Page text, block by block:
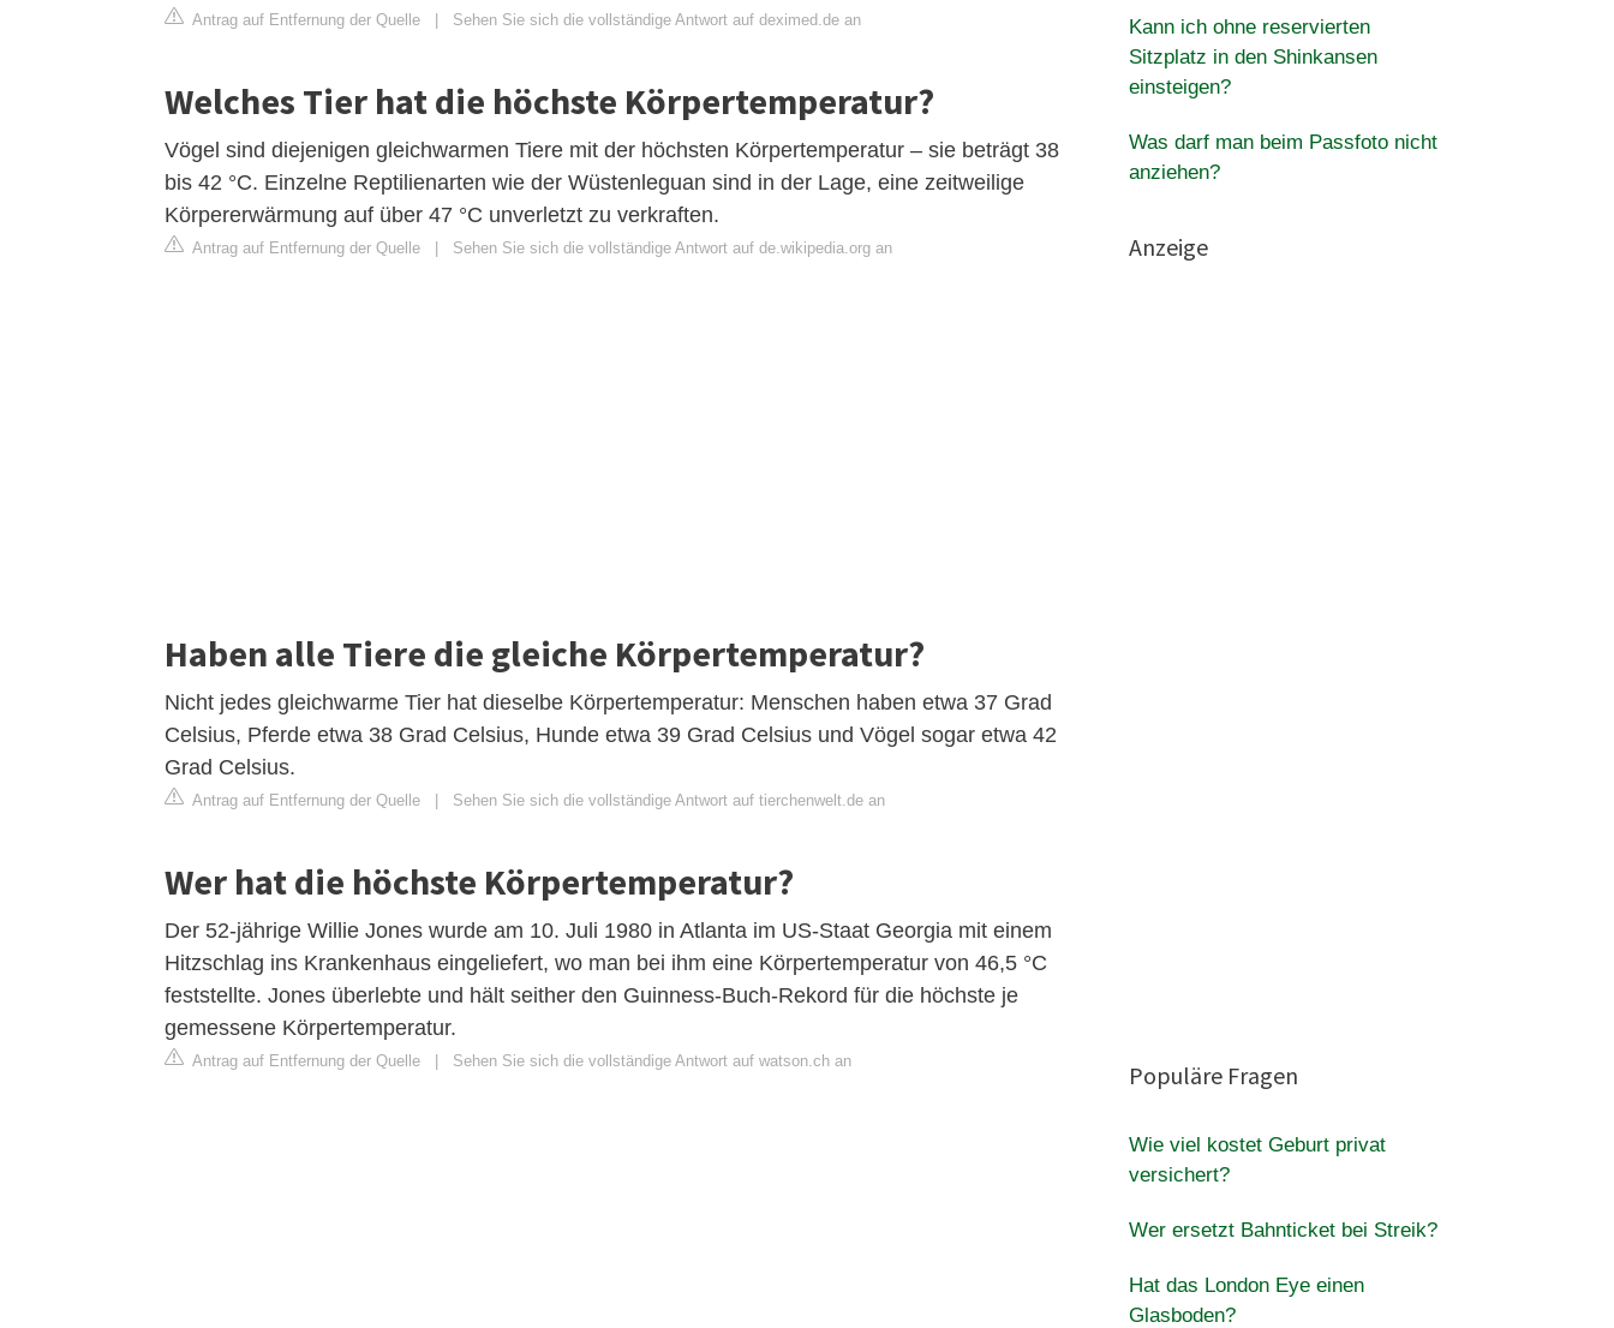
Antrag auf Entfernung der Quelle Sehen Sie sich die vollständige Antwort auf deximed.de an
Welches Tier hat die höchste Körpertemperatur?
Vögel sind diejenigen gleichwarmen Tiere mit der höchsten Körpertemperatur – sie beträgt 38
bis 42 °C. Einzelne Reptilienarten wie der Wüstenleguan sind in der Lage, eine zeitweilige
Körpererwärmung auf über 47 °C unverletzt zu verkraften.
Antrag auf Entfernung der Quelle Sehen Sie sich die vollständige Antwort auf de.wikipedia.org an
Haben alle Tiere die gleiche Körpertemperatur?
Nicht jedes gleichwarme Tier hat dieselbe Körpertemperatur: Menschen haben etwa 37 Grad
Celsius, Pferde etwa 38 Grad Celsius, Hunde etwa 39 Grad Celsius und Vögel sogar etwa 42
Grad Celsius.
Antrag auf Entfernung der Quelle Sehen Sie sich die vollständige Antwort auf tierchenwelt.de an
Wer hat die höchste Körpertemperatur?
Der 52-jährige Willie Jones wurde am 10. Juli 1980 in Atlanta im US-Staat Georgia mit einem
Hitzschlag ins Krankenhaus eingeliefert, wo man bei ihm eine Körpertemperatur von 46,5 °C
feststellte. Jones überlebte und hält seither den Guinness-Buch-Rekord für die höchste je
gemessene Körpertemperatur.
Antrag auf Entfernung der Quelle Sehen Sie sich die vollständige Antwort auf watson.ch an
Kann ich ohne reservierten
Sitzplatz in den Shinkansen
einsteigen?
Was darf man beim Passfoto nicht
anziehen?
Anzeige
Populäre Fragen
Wie viel kostet Geburt privat
versichert?
Wer ersetzt Bahnticket bei Streik?
Hat das London Eye einen
Glasboden?